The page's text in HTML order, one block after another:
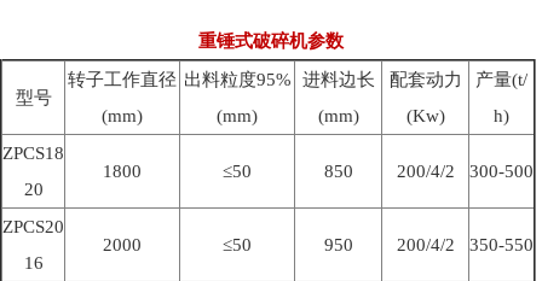
重锤式破碎机参数
型号
转子工作直径
(mm)
出料粒度95%
(mm)
进料边长
(mm)
配套动力
(Kw)
产量(t/
h)
ZPCS18
20
1800 ≤50 850 200/4/2 300-500
ZPCS20
16
2000 ≤50 950 200/4/2 350-550